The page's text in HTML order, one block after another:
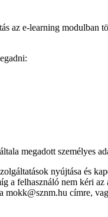
az e-learning
megadott személyes
nyújtása és
a felhasználó nem kéri
címre,